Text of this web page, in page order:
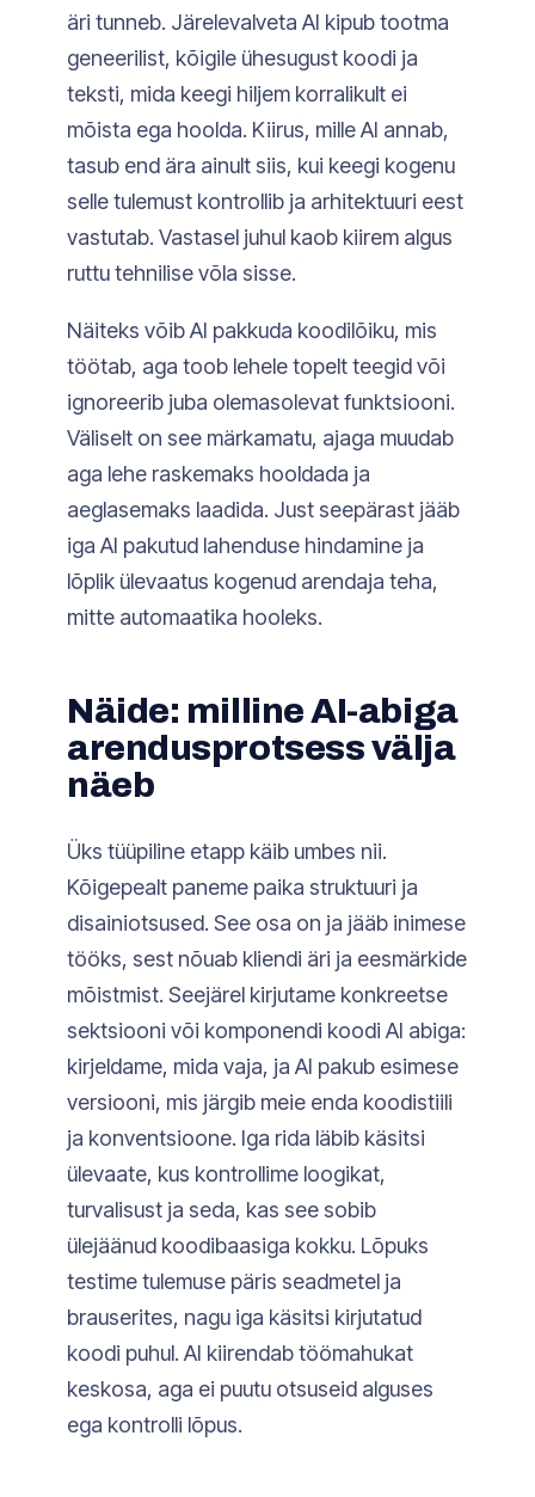
äri tunneb. Järelevalveta AI kipub tootma
geneerilist, kõigile ühesugust koodi ja
teksti, mida keegi hiljem korralikult ei
mõista ega hoolda. Kiirus, mille AI annab,
tasub end ära ainult siis, kui keegi kogenu
selle tulemust kontrollib ja arhitektuuri eest
vastutab. Vastasel juhul kaob kiirem algus
ruttu tehnilise võla sisse.
Näiteks võib AI pakkuda koodilõiku, mis
töötab, aga toob lehele topelt teegid või
ignoreerib juba olemasolevat funktsiooni.
Väliselt on see märkamatu, ajaga muudab
aga lehe raskemaks hooldada ja
aeglasemaks laadida. Just seepärast jääb
iga AI pakutud lahenduse hindamine ja
lõplik ülevaatus kogenud arendaja teha,
mitte automaatika hooleks.
Näide: milline AI-abiga
arendusprotsess välja
näeb
Üks tüüpiline etapp käib umbes nii.
Kõigepealt paneme paika struktuuri ja
disainiotsused. See osa on ja jääb inimese
tööks, sest nõuab kliendi äri ja eesmärkide
mõistmist. Seejärel kirjutame konkreetse
sektsiooni või komponendi koodi AI abiga:
kirjeldame, mida vaja, ja AI pakub esimese
versiooni, mis järgib meie enda koodistiili
ja konventsioone. Iga rida läbib käsitsi
ülevaate, kus kontrollime loogikat,
turvalisust ja seda, kas see sobib
ülejäänud koodibaasiga kokku. Lõpuks
testime tulemuse päris seadmetel ja
brauserites, nagu iga käsitsi kirjutatud
koodi puhul. AI kiirendab töömahukat
keskosa, aga ei puutu otsuseid alguses
ega kontrolli lõpus.